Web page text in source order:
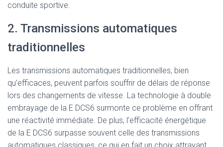
conduite sportive.
2. Transmissions automatiques
traditionnelles
Les transmissions automatiques traditionnelles, bien
qu’efficaces, peuvent parfois souffrir de délais de réponse
lors des changements de vitesse. La technologie à double
embrayage de la E DCS6 surmonte ce problème en offrant
une réactivité immédiate. De plus, l’efficacité énergétique
de la E DCS6 surpasse souvent celle des transmissions